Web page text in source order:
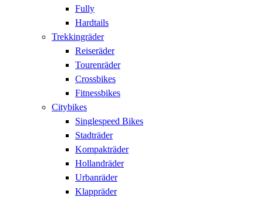
Fully
Hardtails
Trekkingräder
Reiseräder
Tourenräder
Crossbikes
Fitnessbikes
Citybikes
Singlespeed Bikes
Stadträder
Kompakträder
Hollandräder
Urbanräder
Klappräder